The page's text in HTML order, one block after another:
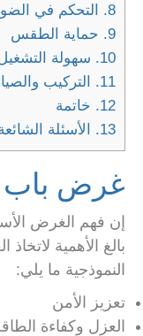
8.
التحكم في
9. حماية الطقس
10.
سهولة
11.
التركيب
12.
خاتمة
13.
الأسئلة
غرض باب
إن فهم الغرض
بالغ الأهمية
النموذجية ما يلي:
تعزيز الأمن
العزل وكفاءة